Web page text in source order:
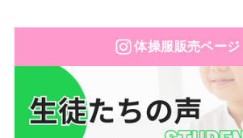
体操服販売ページ